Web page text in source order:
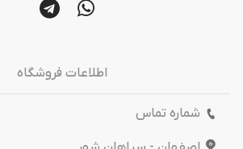
اطلاعات فروشگاه
شماره تماس